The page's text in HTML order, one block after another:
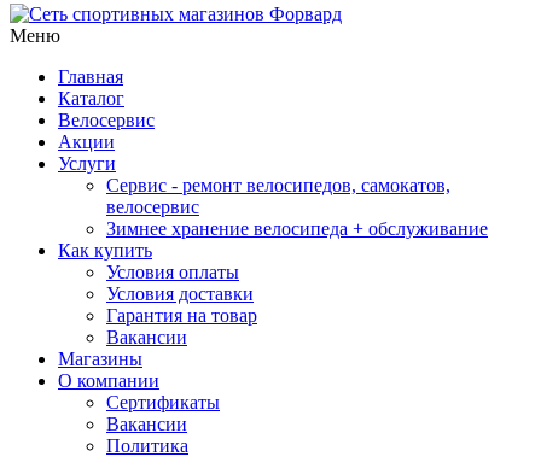
Меню
Главная
Каталог
Велосервис
Акции
Услуги
Сервис - ремонт велосипедов, самокатов,
велосервис
Зимнее хранение велосипеда + обслуживание
Как купить
Условия оплаты
Условия доставки
Гарантия на товар
Вакансии
Магазины
О компании
Сертификаты
Вакансии
Политика